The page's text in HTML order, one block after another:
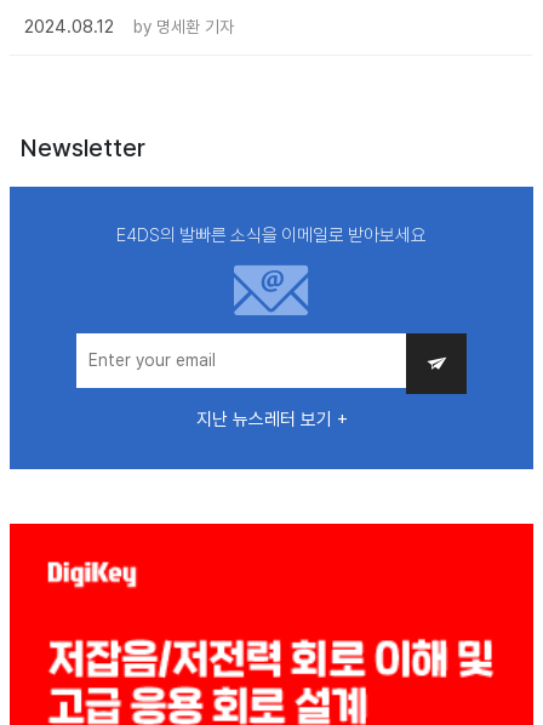
2024.08.12
by 명세환 기자
Newsletter
E4DS의 발빠른 소식을 이메일로 받아보세요
지난 뉴스레터 보기 +